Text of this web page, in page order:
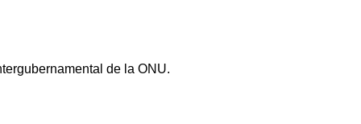
de la ONU.